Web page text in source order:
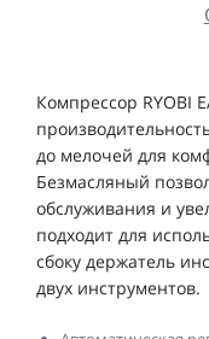
Компрессор RYOBI
до мелочей для
Безмасляный
обслуживания и
подходит для
сбоку держатель
двух инструментов.